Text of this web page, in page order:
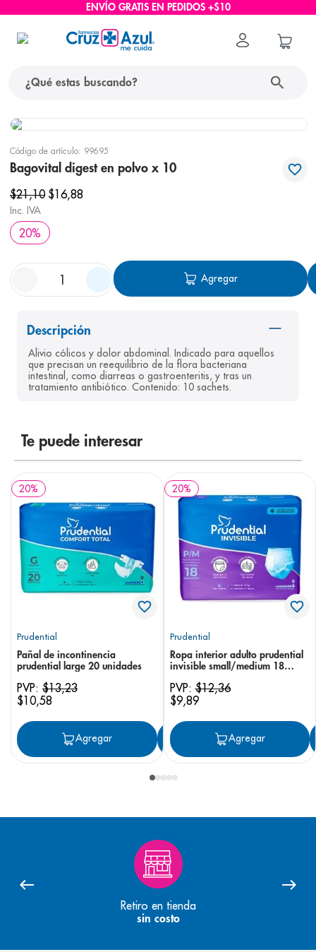
ENVÍO GRATIS EN PEDIDOS +$10
Código de artículo: 99695
Bagovital digest en polvo x 10
$21,10 $16,88
Inc. IVA
20%
Agregar
Descripción
Alivio cólicos y dolor abdominal. Indicado para aquellos
que precisan un reequilibrio de la flora bacteriana
intestinal, como diarreas o gastroenteritis, y tras un
tratamiento antibiótico. Contenido: 10 sachets.
Te puede interesar
20%
Prudential
Pañal de incontinencia
prudential large 20 unidades
PVP: $13,23
$10,58
Agregar Agregar
20%
Prudential
Ropa interior adulto prudential
invisible small/medium 18
PVP:$12,36
$9,89
Agregar
Retiro en tienda
sin costo
términos más buscados
protector solar
3.
4. cerave
bioderma
8. desodorante
9. pediasure
10.panolini